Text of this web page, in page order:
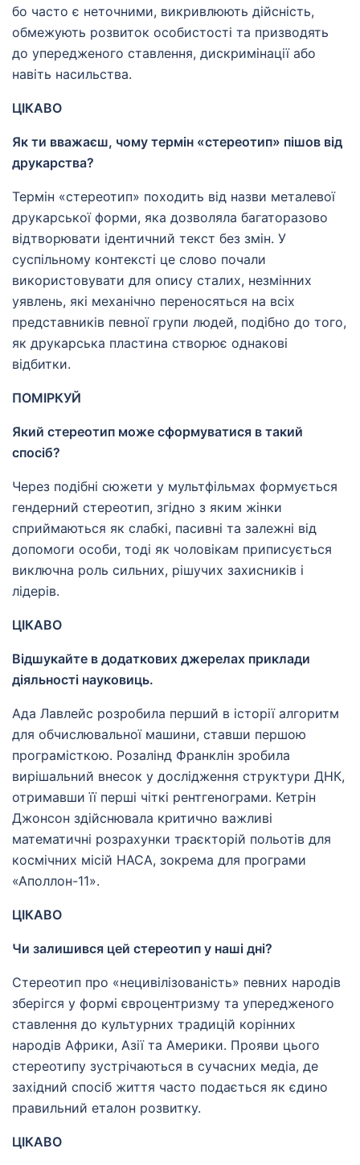
бо часто є неточними, викривлюють дійсність,
обмежують розвиток особистості та призводять
до упередженого ставлення, дискримінації або
навіть насильства.
ЦІКАВО
Як ти вважаєш, чому термін «стереотип» пішов від
друкарства?
Термін «стереотип» походить від назви металевої
друкарської форми, яка дозволяла багаторазово
відтворювати ідентичний текст без змін. У
суспільному контексті це слово почали
використовувати для опису сталих, незмінних
уявлень, які механічно переносяться на всіх
представників певної групи людей, подібно до того,
як друкарська пластина створює однакові
відбитки.
ПОМІРКУЙ
Який стереотип може сформуватися в такий
спосіб?
Через подібні сюжети у мультфільмах формується
гендерний стереотип, згідно з яким жінки
сприймаються як слабкі, пасивні та залежні від
допомоги особи, тоді як чоловікам приписується
виключна роль сильних, рішучих захисників і
лідерів.
ЦІКАВО
Відшукайте в додаткових джерелах приклади
діяльності науковиць.
Ада Лавлейс розробила перший в історії алгоритм
для обчислювальної машини, ставши першою
програмісткою. Розалінд Франклін зробила
вирішальний внесок у дослідження структури ДНК,
отримавши її перші чіткі рентгенограми. Кетрін
Джонсон здійснювала критично важливі
математичні розрахунки траєкторій польотів для
космічних місій НАСА, зокрема для програми
«Аполлон-11».
ЦІКАВО
Чи залишився цей стереотип у наші дні?
Стереотип про «нецивілізованість» певних народів
зберігся у формі євроцентризму та упередженого
ставлення до культурних традицій корінних
народів Африки, Азії та Америки. Прояви цього
стереотипу зустрічаються в сучасних медіа, де
західний спосіб життя часто подається як єдино
правильний еталон розвитку.
ЦІКАВО